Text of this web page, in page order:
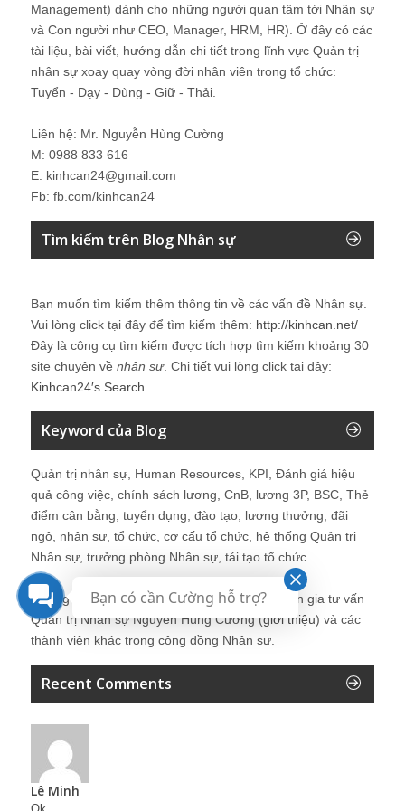
Management) dành cho những người quan tâm tới Nhân sự
và Con người như CEO, Manager, HRM, HR). Ở đây có các
tài liệu, bài viết, hướng dẫn chi tiết trong lĩnh vực Quản trị
nhân sự xoay quay vòng đời nhân viên trong tổ chức:
Tuyển - Dạy - Dùng - Giữ - Thải.
Liên hệ: Mr. Nguyễn Hùng Cường
M: 0988 833 616
E: kinhcan24@gmail.com
Fb: fb.com/kinhcan24
Tìm kiếm trên Blog Nhân sự
Bạn muốn tìm kiếm thêm thông tin về các vấn đề Nhân sự
Vui lòng click tại đây để tìm kiếm thêm: http://kinhcan.net/
Đây là công cụ tìm kiếm được tích hợp tìm kiếm khoảng 30
site chuyên về nhân sự. Chi tiết vui lòng click tại đây:
Kinhcan24′s Search
Keyword của Blog
Quản trị nhân sự, Human Resources, KPI, Đánh giá hiệu
quả công việc, chính sách lương, CnB, lương 3P, BSC, Thẻ
điểm cân bằng, tuyển dụng, đào tạo, lương thưởng, đãi
ngộ, nhân sự, tổ chức, cơ cấu tổ chức, hệ thống Quản trị
Nhân sự, trưởng phòng Nhân sự, tái tạo tổ chức
Những bài viết tại blog được chia sẻ bởi chuyên gia tư vấn
Quản trị Nhân sự Nguyễn Hùng Cường (giới thiệu) và các
thành viên khác trong cộng đồng Nhân sự.
Recent Comments
Lê Minh
Bạn có cần Cường hỗ trợ?